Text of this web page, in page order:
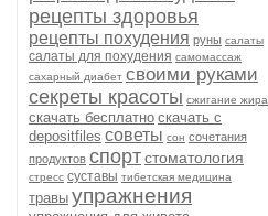
рецепты здоровья
рецепты похудения руны салаты
салаты для похудения самомассаж
сахарный диабет своими руками
секреты красоты сжигание жира
скачать бесплатно скачать с
depositfiles советы сон сочетания
продуктов спортстоматология
стресс суставы тибетская медицина
травы упражнения